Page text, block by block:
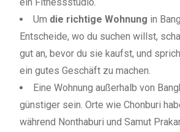
Um die richtige Wohnung in
Entscheide, wo du suchen willst,
gut an, bevor du sie kaufst, und
ein gutes Geschäft zu machen.
Eine Wohnung außerhalb von
günstiger sein. Orte wie Chonburi
während Nonthaburi und Samut